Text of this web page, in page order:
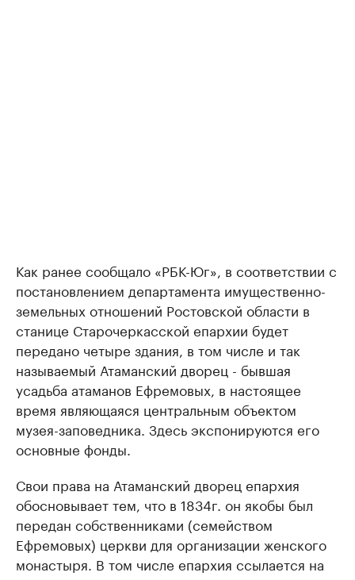
Как ранее сообщало «РБК-Юг», в соответствии с
постановлением департамента имущественно-
земельных отношений Ростовской области в
станице Старочеркасской епархии будет
передано четыре здания, в том числе и так
называемый Атаманский дворец - бывшая
усадьба атаманов Ефремовых, в настоящее
время являющаяся центральным объектом
музея-заповедника. Здесь экспонируются его
основные фонды.
Свои права на Атаманский дворец епархия
обосновывает тем, что в 1834г. он якобы был
передан собственниками (семейством
Ефремовых) церкви для организации женского
монастыря. В том числе епархия ссылается на